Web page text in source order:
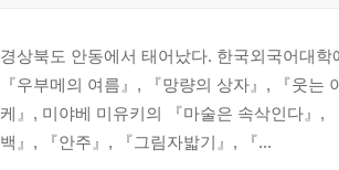
경상북도 안동에서 태어났다. 한국외국어대
『우부메의 여름』, 『망량의 상자』, 『웃
케』, 미야베 미유키의 『마술은 속삭인다』,
백』, 『안주』, 『그림자밟기』, 『...